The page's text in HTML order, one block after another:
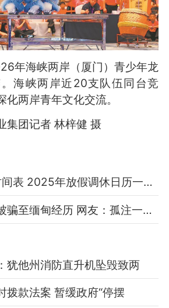
海峡两岸（厦门）青少年龙
海峡两岸近20支队伍同台竞
两岸青年文化交流。
团记者 林梓健 摄
2025假期放假时间表 2025年放假调休日历一览表
中科院博士还原被骗至缅甸经历 网友：孤注一掷现实版
犹他州消防直升机坠毁致两
拨款法案 暂缓政府“停摆